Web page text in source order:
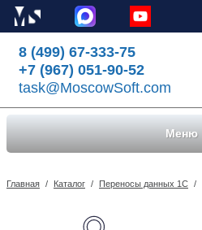
8 (499) 67-333-75
+7 (967) 051-90-52
task@MoscowSoft.com
Меню
Главная / Каталог / Переносы данных 1С /